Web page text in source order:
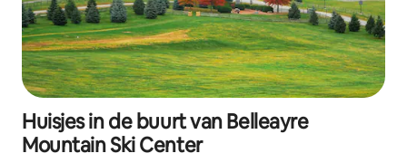
Huisjes in de buurt van Belleayre
Mountain Ski Center